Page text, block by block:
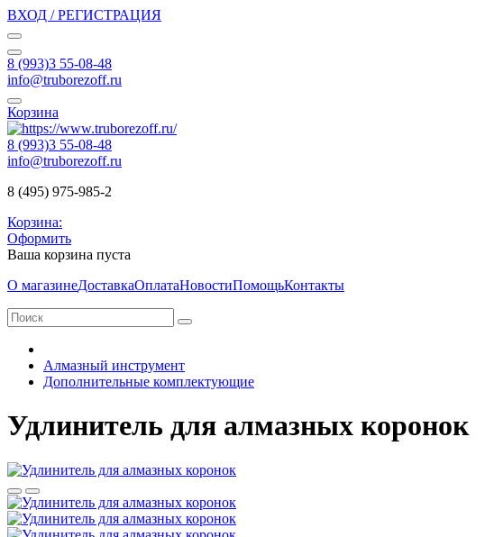
ВХОД / РЕГИСТРАЦИЯ
8 (993)3 55-08-48
info@truborezoff.ru
Корзина
8 (993)3 55-08-48
info@truborezoff.ru
8 (495) 975-985-2
Корзина:
Оформить
Ваша корзина пуста
О магазинеДоставкаОплатаНовостиПомощьКонтакты
Алмазный инструмент
Дополнительные комплектующие
Удлинитель для алмазных коронок